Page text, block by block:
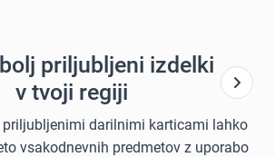
priljubljeni izdelki
v tvoji regiji
darilnimi karticami lahko
vsakodnevnih predmetov z uporabo